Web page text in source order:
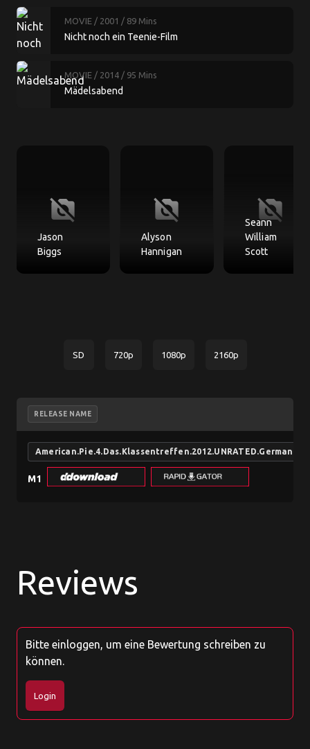
MOVIE / 2001 / 89 Mins
Nicht noch ein Teenie-Film
MOVIE / 2014 / 95 Mins
Mädelsabend
no_photography
Jason
Biggs
no_photography
Alyson
Hannigan
no_photography
Seann
William
Scott
SD 720p 1080p 2160p
RELEASE NAME
M1
Reviews
Bitte einloggen, um eine Bewertung schreiben zu
können.
Login